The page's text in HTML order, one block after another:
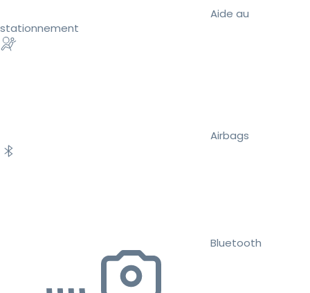
Aide au
stationnement
Airbags
Bluetooth